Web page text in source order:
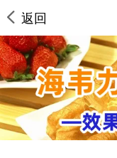
返回